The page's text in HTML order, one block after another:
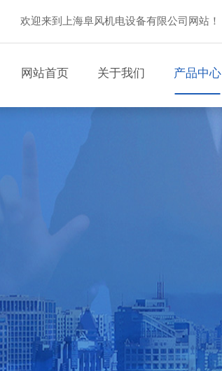
欢迎来到上海阜风机电设备有限公司网站！
网站首页 关于我们 产品中心